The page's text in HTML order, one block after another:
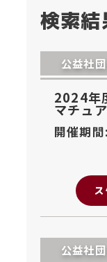
検索結
公益社
2024年
マチュ
開催期
公益社